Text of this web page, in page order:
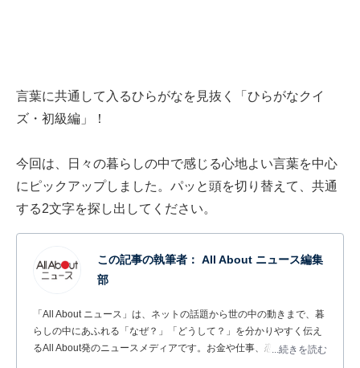
言葉に共通して入るひらがなを見抜く「ひらがなクイ
ズ・初級編」！
今回は、日々の暮らしの中で感じる心地よい言葉を中心
にピックアップしました。パッと頭を切り替えて、共通
する2文字を探し出してください。
この記事の執筆者： All About ニュース編集
部
「All About ニュース」は、ネットの話題から世の中の動きまで、暮
らしの中にあふれる「なぜ？」「どうして？」を分かりやすく伝え
るAll About発のニュースメディアです。お金や仕事、恋愛、ITに関
...続きを読む